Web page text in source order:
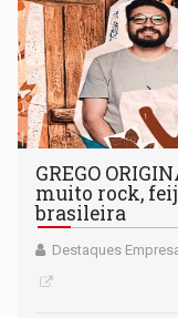
GREGO
muito rock,
brasileira
Destaques